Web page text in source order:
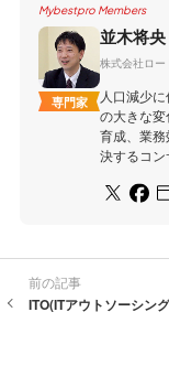
Mybestpro Members
専門家
並木将央
株式会社ロー
人口減少
の大きな
育成、業
決するコン
前の記事
ITO(ITアウトソーシン